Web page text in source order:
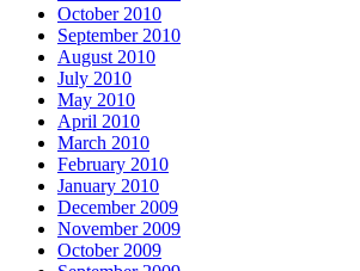
October 2010
September 2010
August 2010
July 2010
May 2010
April 2010
March 2010
February 2010
January 2010
December 2009
November 2009
October 2009